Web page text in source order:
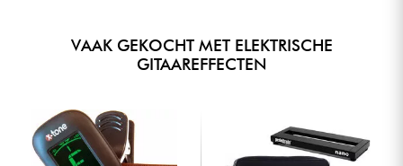
VAAK GEKOCHT MET ELEKTRISCHE
GITAAREFFECTEN